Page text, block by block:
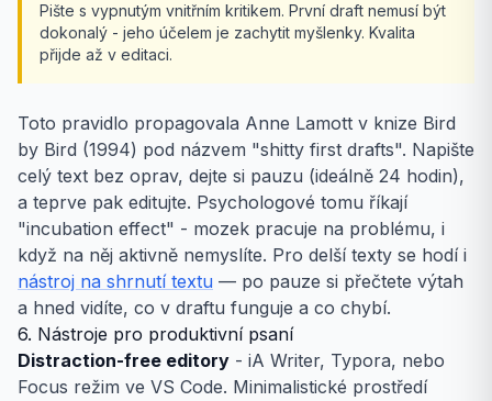
Pište s vypnutým vnitřním kritikem. První draft nemusí být
dokonalý - jeho účelem je zachytit myšlenky. Kvalita
přijde až v editaci.
Toto pravidlo propagovala Anne Lamott v knize Bird
by Bird (1994) pod názvem "shitty first drafts". Napište
celý text bez oprav, dejte si pauzu (ideálně 24 hodin),
a teprve pak editujte. Psychologové tomu říkají
"incubation effect" - mozek pracuje na problému, i
když na něj aktivně nemyslíte. Pro delší texty se hodí i
nástroj na shrnutí textu — po pauze si přečtete výtah
a hned vidíte, co v draftu funguje a co chybí.
6. Nástroje pro produktivní psaní
Distraction-free editory - iA Writer, Typora, nebo
Focus režim ve VS Code. Minimalistické prostředí